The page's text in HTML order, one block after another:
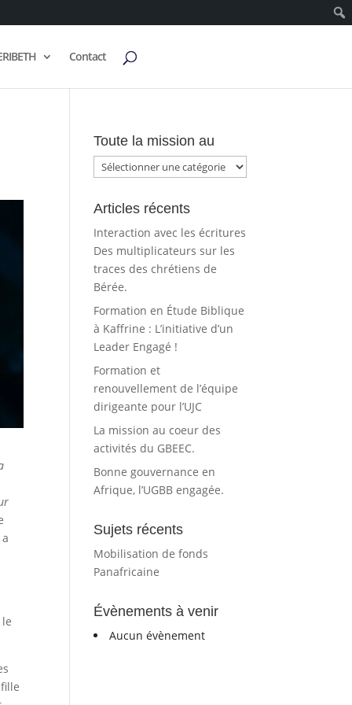
Contact
Toute la mission au
Toute
la
mission
au
Articles récents
Interaction avec les écritures
Des multiplicateurs sur les
traces des chrétiens de
Bérée.
Formation en Étude Biblique
à Kaffrine : L’initiative d’un
Leader Engagé !
Formation et
renouvellement de l’équipe
dirigeante pour l’UJC
La mission au coeur des
activités du GBEEC.
Bonne gouvernance en
Afrique, l’UGBB engagée.
Sujets récents
Mobilisation de fonds
Panafricaine
Évènements à venir
Aucun évènement